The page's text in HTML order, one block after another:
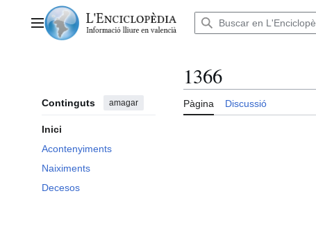
contingutMenú principal
Continguts amagar
Inici
Acontenyiments
Naiximents
Decesos
1366
Pàgina Discussió